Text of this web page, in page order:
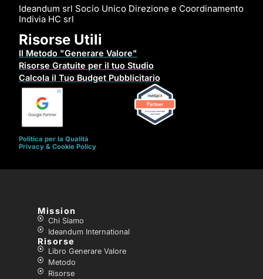
Ideandum srl Socio Unico Direzione e Coordinamento
Indivia HC srl
Risorse Utili
Il Metodo "Generare Valore"
Risorse Gratuite per il tuo Studio
Calcola il Tuo Budget Pubblicitario
Politica per la Qualità
Privacy & Cookie Policy
Mission
Chi Siamo
Ideandum International
Risorse
Libro Generare Valore
Metodo
Risorse